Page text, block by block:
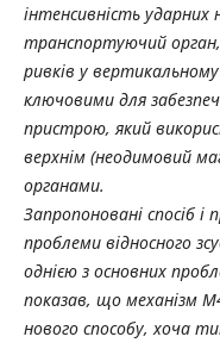
інтенсивність
транспортуючий
ривків у
ключовими для
пристрою, який
верхнім (неодимовий
органами.
Запропоновані спосіб і
проблеми відносного
однією з основних
показав, що механізм
нового способу, хоча